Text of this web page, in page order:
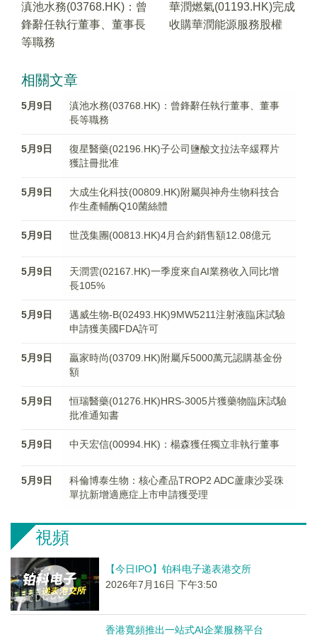
滇池水務(03768.HK)：曾
鋒辭任執行董事、董事長
等職務
華潤燃氣(01193.HK)完成
收購華潤能源服務股權
相關文章
5月9日
滇池水務(03768.HK)：曾鋒辭任執行董事、董事
長等職務
5月9日
復星醫藥(02196.HK)子公司鹽酸文拉法辛緩釋片
獲註冊批准
5月9日
大成生化科技(00809.HK)附屬與神舟生物科技合
作生產輔酶Q10菌絲體
5月9日 世茂集團(00813.HK)4月合約銷售額12.08億元
5月9日
天潤雲(02167.HK)一季度來自AI業務收入同比增
長105%
5月9日
邁威生物-B(02493.HK)9MW5211注射液臨床試驗
申請獲美國FDA許可
5月9日
贏家時尚(03709.HK)附屬斥5000萬元認購基金份
額
5月9日
恒瑞醫藥(01276.HK)HRS-3005片獲藥物臨床試驗
批准通知書
5月9日 中天宏信(00994.HK)：楊森獲任獨立非執行董事
5月9日
科倫博泰生物：核心產品TROP2 ADC蘆康沙妥珠
單抗新增適應症上市申請獲受理
視頻
【今日IPO】铂科电子递表港交所
2026年7月16日 下午3:50
香港寬頻推出一站式AI企業服務平台